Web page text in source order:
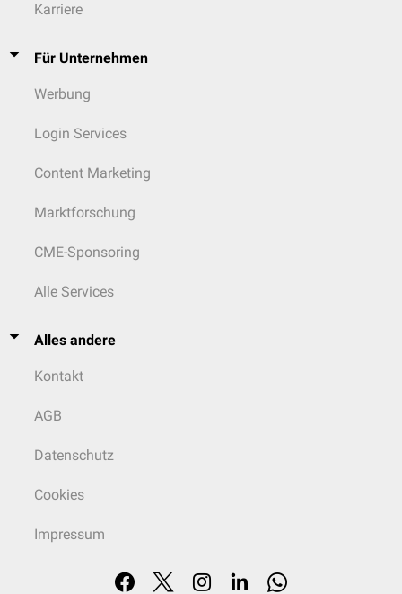
Karriere
Für Unternehmen
Werbung
Login Services
Content Marketing
Marktforschung
CME-Sponsoring
Alle Services
Alles andere
Kontakt
AGB
Datenschutz
Cookies
Impressum